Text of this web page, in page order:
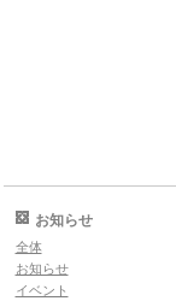
お知らせ
全体
お知らせ
イベント